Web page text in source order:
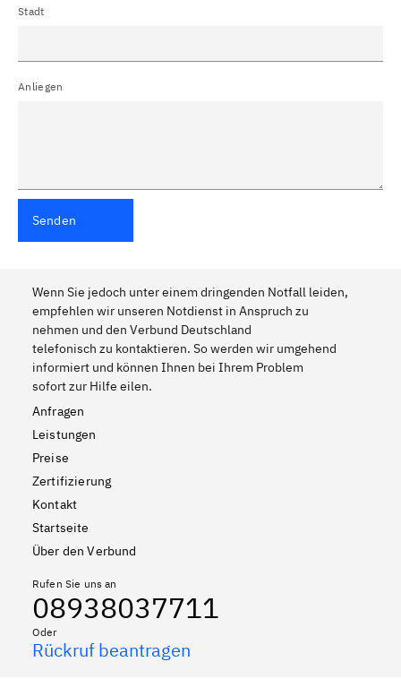
Stadt
Anliegen
Senden
Wenn Sie jedoch unter einem dringenden Notfall leiden,
empfehlen wir unseren Notdienst in Anspruch zu
nehmen und den Verbund Deutschland
telefonisch zu kontaktieren. So werden wir umgehend
informiert und können Ihnen bei Ihrem Problem
sofort zur Hilfe eilen.
Anfragen
Leistungen
Preise
Zertifizierung
Kontakt
Startseite
Über den Verbund
Rufen Sie uns an
08938037711
Oder
Rückruf beantragen